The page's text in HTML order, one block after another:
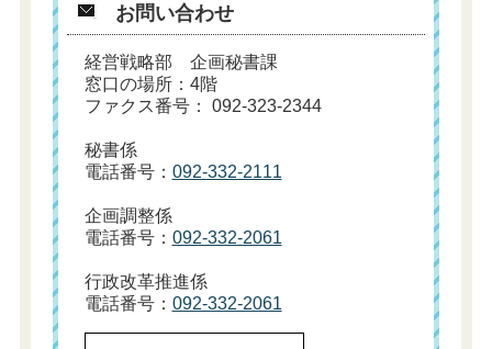
お問い合わせ
経営戦略部 企画秘書課
窓口の場所：4階
ファクス番号： 092-323-2344
秘書係
電話番号： 092-332-2111
企画調整係
電話番号： 092-332-2061
行政改革推進係
電話番号： 092-332-2061